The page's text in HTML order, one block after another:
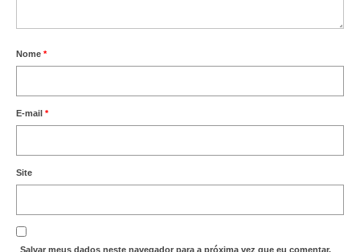
Nome *
E-mail *
Site
Salvar meus dados neste navegador para a próxima vez que eu comentar.